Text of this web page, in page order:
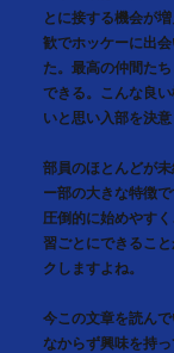
とに接する機会が
歓でホッケーに出
た。最高の仲間た
できる。こんな良
いと思い入部を決意
部員のほとんどが
ー部の大きな特徴
圧倒的に始めやす
習ごとにできるこ
クしますよね。
今この文章を読ん
なからず興味を持